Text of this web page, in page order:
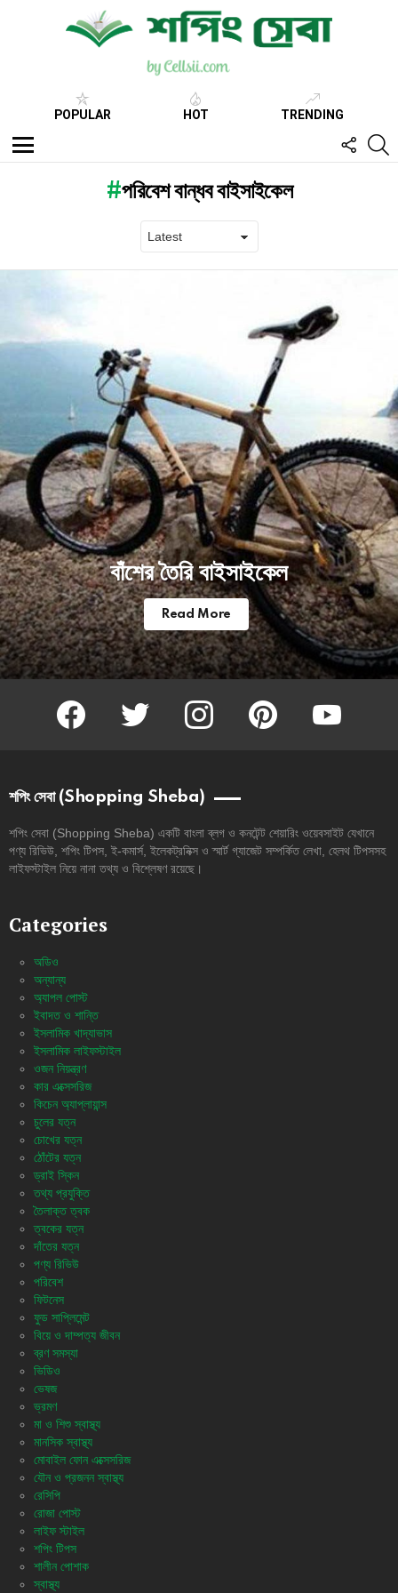
POPULAR HOT TRENDING
Menu
US
পরিবেশ বান্ধব বাইসাইকেল
বাঁশের তৈরি বাইসাইকেল
Read More
facebook twitter instagram pinterest youtube
শপিং সেবা (Shopping Sheba)
শপিং সেবা (Shopping Sheba) একটি বাংলা ব্লগ ও কনটেন্ট শেয়ারিং ওয়েবসাইট যেখানে
পণ্য রিভিউ, শপিং টিপস, ই-কমার্স, ইলেকট্রনিক্স ও স্মার্ট গ্যাজেট সম্পর্কিত লেখা, হেলথ টিপসসহ
লাইফস্টাইল নিয়ে নানা তথ্য ও বিশ্লেষণ রয়েছে।
Categories
অডিও
অন্যান্য
অ্যাপল পোস্ট
ইবাদত ও শান্তি
ইসলামিক খাদ্যাভাস
ইসলামিক লাইফস্টাইল
ওজন নিয়ন্ত্রণ
কার এক্সেসরিজ
কিচেন অ্যাপ্লায়ান্স
চুলের যত্ন
চোখের যত্ন
ঠোঁটের যত্ন
ড্রাই স্কিন
তথ্য প্রযুক্তি
তৈলাক্ত ত্বক
ত্বকের যত্ন
দাঁতের যত্ন
পণ্য রিভিউ
পরিবেশ
ফিটনেস
ফুড সাপ্লিমেন্ট
বিয়ে ও দাম্পত্য জীবন
ব্রণ সমস্যা
ভিডিও
ভেষজ
ভ্রমণ
মা ও শিশু স্বাস্থ্য
মানসিক স্বাস্থ্য
মোবাইল ফোন এক্সেসরিজ
যৌন ও প্রজনন স্বাস্থ্য
রেসিপি
রোজা পোস্ট
লাইফ স্টাইল
শপিং টিপস
শালীন পোশাক
স্বাস্থ্য